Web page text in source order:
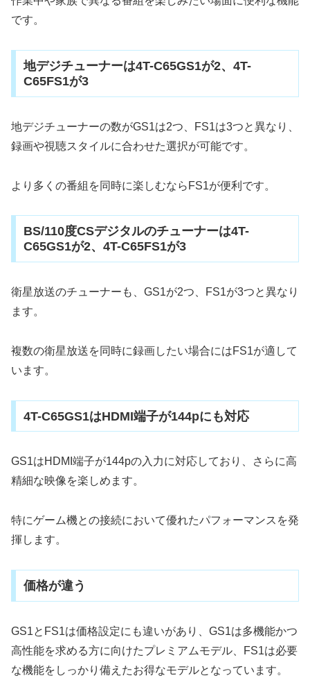
です。
地デジチューナーは4T-C65GS1が2、4T-
C65FS1が3
地デジチューナーの数がGS1は2つ、FS1は3つと異なり、
録画や視聴スタイルに合わせた選択が可能です。
より多くの番組を同時に楽しむならFS1が便利です。
BS/110度CSデジタルのチューナーは4T-
C65GS1が2、4T-C65FS1が3
衛星放送のチューナーも、GS1が2つ、FS1が3つと異なり
ます。
複数の衛星放送を同時に録画したい場合にはFS1が適して
います。
4T-C65GS1はHDMI端子が144pにも対応
GS1はHDMI端子が144pの入力に対応しており、さらに高
精細な映像を楽しめます。
特にゲーム機との接続において優れたパフォーマンスを発
揮します。
価格が違う
GS1とFS1は価格設定にも違いがあり、GS1は多機能かつ
高性能を求める方に向けたプレミアムモデル、FS1は必要
な機能をしっかり備えたお得なモデルとなっています。